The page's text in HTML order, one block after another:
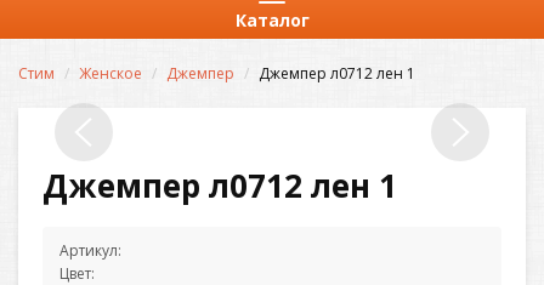
Каталог
Стим Женское Джемпер Джемпер л0712 лен 1
Джемпер л0712 лен 1
Артикул:
Цвет: